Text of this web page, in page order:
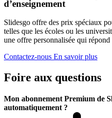
d’enseignement
Slidesgo offre des prix spéciaux
telles que les écoles ou les
une offre personnalisée qui répond
Contactez-nous En savoir plus
Foire aux questions
Mon abonnement Premium de
automatiquement ?